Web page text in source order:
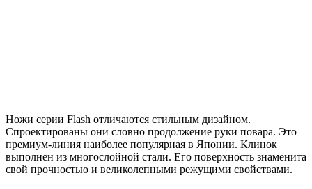
Ножи серии Flash отличаются стильным дизайном.
Спроектированы они словно продолжение руки повара. Это
премиум-линия наиболее популярная в Японии. Клинок
выполнен из многослойной стали. Его поверхность знаменита
свой прочностью и великолепными режущими свойствами.